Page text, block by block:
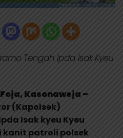
Tengah Ipda Isak Kyeu
Kasonaweja –
(Kapolsek)
Isak kyeu Kyeu
kanit patroli polsek